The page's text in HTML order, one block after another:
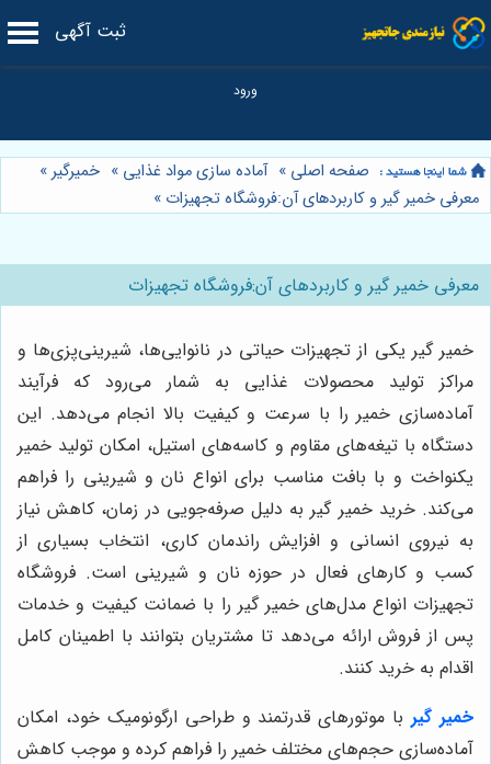
ثبت آگهی
صفحه اصلی » آماده سازی مواد غذایی » خمیرگیر»
معرفی خمیر گیر و کاربردهای آن:فروشگاه تجهیزات »
معرفی خمیر گیر و کاربردهای آن:فروشگاه تجهیزات
خمیر گیر یکی از تجهیزات حیاتی در نانوایی‌ها، شیرینی‌پزی‌ها و
مراکز تولید محصولات غذایی به شمار می‌رود که فرآیند
آماده‌سازی خمیر را با سرعت و کیفیت بالا انجام می‌دهد. این
دستگاه با تیغه‌های مقاوم و کاسه‌های استیل، امکان تولید خمیر
یکنواخت و با بافت مناسب برای انواع نان و شیرینی را فراهم
می‌کند. خرید خمیر گیر به دلیل صرفه‌جویی در زمان، کاهش نیاز
به نیروی انسانی و افزایش راندمان کاری، انتخاب بسیاری از
کسب و کارهای فعال در حوزه نان و شیرینی است. فروشگاه
تجهیزات انواع مدل‌های خمیر گیر را با ضمانت کیفیت و خدمات
پس از فروش ارائه می‌دهد تا مشتریان بتوانند با اطمینان کامل
اقدام به خرید کنند.
خمیر گیر با موتورهای قدرتمند و طراحی ارگونومیک خود، امکان
آماده‌سازی حجم‌های مختلف خمیر را فراهم کرده و موجب کاهش